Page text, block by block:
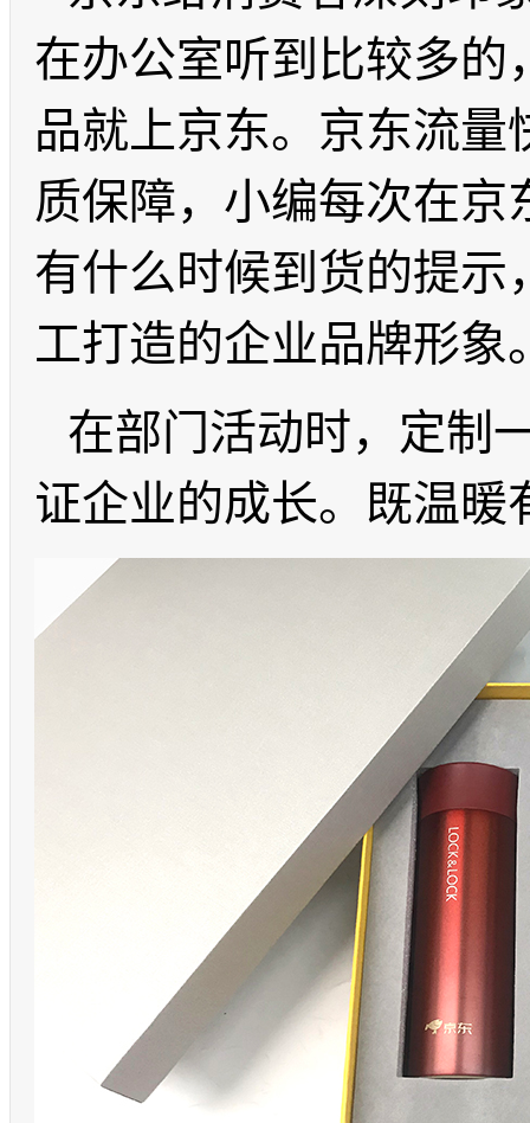
在办公室听到比较多的
品就上京东。京东流
质保障，小编每次在
有什么时候到货的提
工打造的企业品牌形象
在部门活动时，定制
证企业的成长。既温暖